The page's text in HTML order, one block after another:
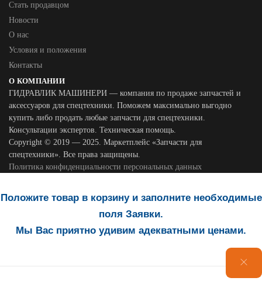
Стать продавцом
Новости
О нас
Условия и положения
Контакты
О КОМПАНИИ
ГИДРАВЛИК МАШИНЕРИ — компания по продаже запчастей и
аксессуаров для спецтехники. Поможем максимально выгодно
купить либо продать любые запчасти для спецтехники.
Консультации экспертов. Техническая помощь.
Copyright © 2019 — 2025. Маркетплейс «Запчасти для
спецтехники». Все права защищены.
Политика конфиденциальности персональных данных
Положите товар в корзину и заполните необходимые
поля Заявки.
Мы Вас приятно удивим адекватными ценами.